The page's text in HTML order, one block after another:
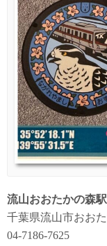
流山おおたかの森
千葉県流山市おお
04-7186-7625